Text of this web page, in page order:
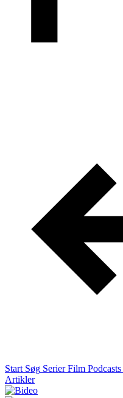
Start Søg Serier Film Podcasts
Artikler